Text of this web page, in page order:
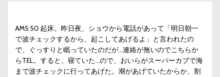
AM5:50 起床。昨日夜、ショウから電話があって「明日朝一
で波チェックするから、起こしてあげるよ」と言われたの
で、ぐっすりと眠っていたのだが…連絡が無いのでこちらか
らTEL。すると、寝ていた…ので、おいらがスーパーカブで海
まで波チェックに行ってあげた。潮があげていたからか、割